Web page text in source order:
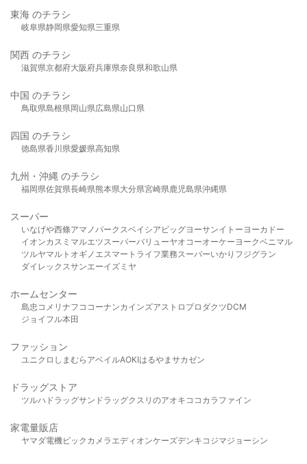
東海 のチラシ
岐阜県静岡県愛知県三重県
関西 のチラシ
滋賀県京都府大阪府兵庫県奈良県和歌山県
中国 のチラシ
鳥取県島根県岡山県広島県山口県
四国 のチラシ
徳島県香川県愛媛県高知県
九州・沖縄 のチラシ
福岡県佐賀県長崎県熊本県大分県宮崎県鹿児島県沖縄県
スーパー
いなげや西條アマノパークスベイシア ビッグヨーサンイトーヨーカドー
イオンカスミ マルエツスーパーバリューヤオコーオーケー ヨークベニマル
ツルヤマルト オギノ エスマート ライフ業務スーパーいかり フジグラン
ダイレックスサンエーイズミヤ
ホームセンター
島忠 コメリ ナフコ コーナンカインズアストロプロダクツDCM
ジョイフル本田
ファッション
ユニクロ しまむら アベイルAOKIはるやま サカゼン
ドラッグストア
ツルハドラッグサンドラッグクスリのアオキ ココカラファイン
家電量販店
ヤマダ電機ビックカメラ エディオンケーズデンキ コジマジョーシン